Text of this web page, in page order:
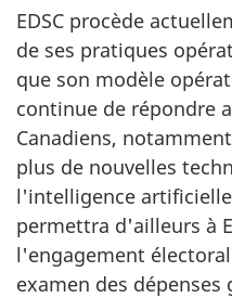
EDSC procède
de ses pratiques
que son modèle
continue de répondre
Canadiens,
plus de nouvelles
l'intelligence
permettra d'ailleurs à
l'engagement
examen des